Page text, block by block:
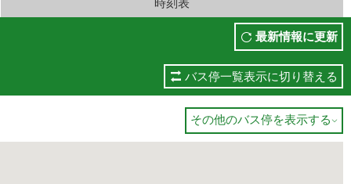
時刻表
最新情報に更新
バス停一覧表示に切り替える
その他のバス停を表示する 